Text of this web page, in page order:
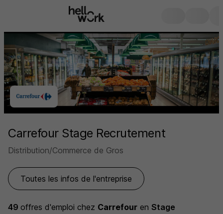
Carrefour Stage Recrutement
Distribution/Commerce de Gros
Toutes les infos de l'entreprise
49 offres d'emploi chez Carrefour en Stage